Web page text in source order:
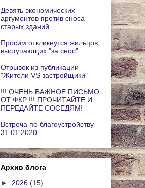
Девять экономических
аргументов против сноса
старых зданий
Просим откликнутся жильцов,
выступающих "за снос"
Отрывок из публикации
"Жители VS застройщики"
!!! ОЧЕНЬ ВАЖНОЕ ПИСЬМО
ОТ ФКР !!! ПРОЧИТАЙТЕ И
ПЕРЕДАЙТЕ СОСЕДЯМ!
Встреча по благоустройству
31.01.2020
Архив блога
► 2026 (15)